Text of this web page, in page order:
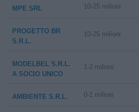
MPE SRL 10-25 milioni
PROGETTO BR
S.R.L.
10-25 milioni
MODELBEL S.R.L.
A SOCIO UNICO
1-2 milioni
AMBIENTE S.R.L. 0-1 milioni